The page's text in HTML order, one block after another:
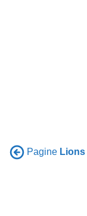
Pagine Lions